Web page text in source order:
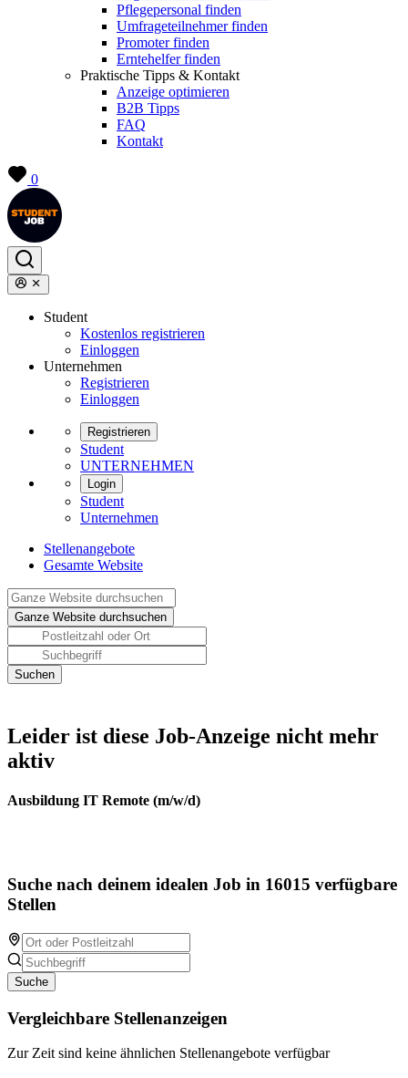
Pflegepersonal finden
Umfrageteilnehmer finden
Promoter finden
Erntehelfer finden
Praktische Tipps & Kontakt
Anzeige optimieren
B2B Tipps
FAQ
Kontakt
0
Student
Kostenlos registrieren
Einloggen
Unternehmen
Registrieren
Einloggen
Registrieren
Student
UNTERNEHMEN
Login
Student
Unternehmen
Stellenangebote
Gesamte Website
Leider ist diese Job-Anzeige nicht mehr
aktiv
Ausbildung IT Remote (m/w/d)
Suche nach deinem idealen Job in 16015 verfügbare
Stellen
Suche
Vergleichbare Stellenanzeigen
Zur Zeit sind keine ähnlichen Stellenangebote verfügbar